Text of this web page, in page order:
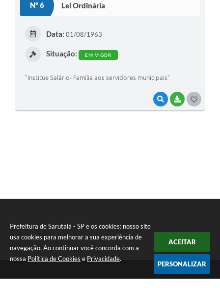
Prefeitura de Sarutaiá - SP e os cookies: nosso site
usa cookies para melhorar a sua experiência de
navegação. Ao continuar você concorda com a
nossa Política de Cookies e Privacidade.
ACEITAR
PERSONALIZAR
Nº 6 Lei Ordinária
VISUALIZAR
BAIXAR
Data: 01/08/1963
Situação: EM VIGOR
"Institue Salário- Família aos servidores municipais"
Telefone: (14) 33871900